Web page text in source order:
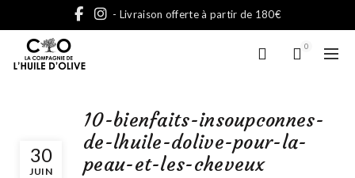
- Livraison offerte à partir de 180€
0
30
JUIN
10-bienfaits-insoupconnes-
de-lhuile-dolive-pour-la-
peau-et-les-cheveux